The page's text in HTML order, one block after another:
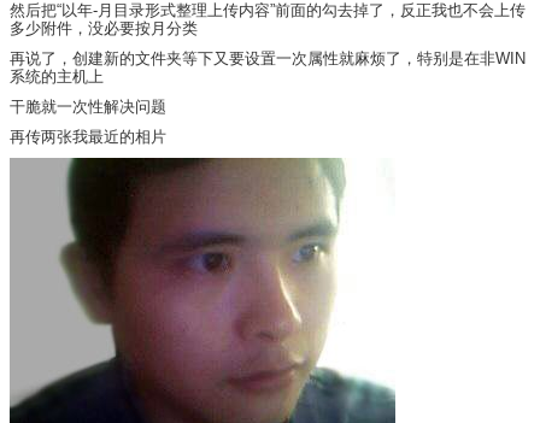
然后把“以年-月目录形式整理上传内容”前面的勾去掉了，反正我也不会上传
多少附件，没必要按月分类
再说了，创建新的文件夹等下又要设置一次属性就麻烦了，特别是在非WIN
系统的主机上
干脆就一次性解决问题
再传两张我最近的相片